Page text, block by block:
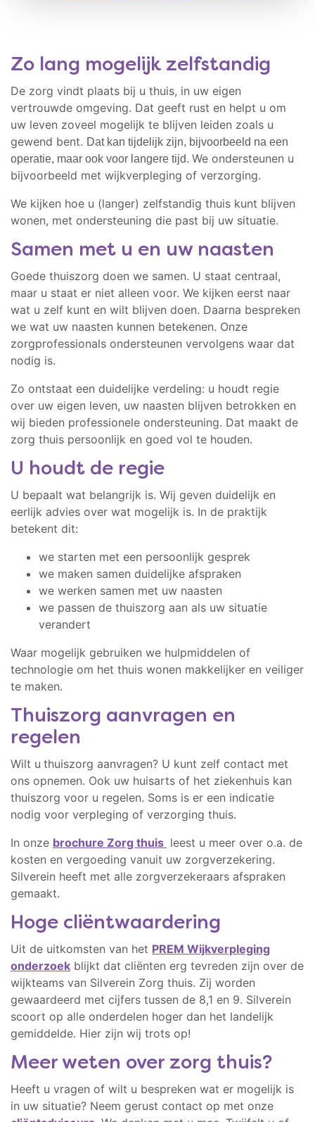
Zo lang mogelijk zelfstandig
De zorg vindt plaats bij u thuis, in uw eigen
vertrouwde omgeving. Dat geeft rust en helpt u om
uw leven zoveel mogelijk te blijven leiden zoals u
gewend bent. Dat kan tijdelijk zijn, bijvoorbeeld na een
operatie, maar ook voor langere tijd. We ondersteunen u
bijvoorbeeld met wijkverpleging of verzorging.
We kijken hoe u (langer) zelfstandig thuis kunt blijven
wonen, met ondersteuning die past bij uw situatie.
Samen met u en uw naasten
Goede thuiszorg doen we samen. U staat centraal,
maar u staat er niet alleen voor. We kijken eerst naar
wat u zelf kunt en wilt blijven doen. Daarna bespreken
we wat uw naasten kunnen betekenen. Onze
zorgprofessionals ondersteunen vervolgens waar dat
nodig is.
Zo ontstaat een duidelijke verdeling: u houdt regie
over uw eigen leven, uw naasten blijven betrokken en
wij bieden professionele ondersteuning. Dat maakt de
zorg thuis persoonlijk en goed vol te houden.
U houdt de regie
U bepaalt wat belangrijk is. Wij geven duidelijk en
eerlijk advies over wat mogelijk is. In de praktijk
betekent dit:
we starten met een persoonlijk gesprek
we maken samen duidelijke afspraken
we werken samen met uw naasten
we passen de thuiszorg aan als uw situatie
verandert
Waar mogelijk gebruiken we hulpmiddelen of
technologie om het thuis wonen makkelijker en veiliger
te maken.
Thuiszorg aanvragen en
regelen
Wilt u thuiszorg aanvragen? U kunt zelf contact met
ons opnemen. Ook uw huisarts of het ziekenhuis kan
thuiszorg voor u regelen. Soms is er een indicatie
nodig voor verpleging of verzorging thuis.
In onze brochure Zorg thuis leest u meer over o.a. de
kosten en vergoeding vanuit uw zorgverzekering.
Silverein heeft met alle zorgverzekeraars afspraken
gemaakt.
Hoge cliëntwaardering
Uit de uitkomsten van het PREM Wijkverpleging
onderzoek blijkt dat cliënten erg tevreden zijn over de
wijkteams van Silverein Zorg thuis. Zij worden
gewaardeerd met cijfers tussen de 8,1 en 9. Silverein
scoort op alle onderdelen hoger dan het landelijk
gemiddelde. Hier zijn wij trots op!
Meer weten over zorg thuis?
Heeft u vragen of wilt u bespreken wat er mogelijk is
in uw situatie? Neem gerust contact op met onze